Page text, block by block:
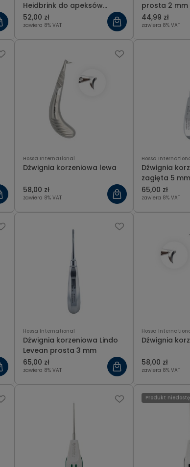
Heidbrink do apeksów
jednostronna, boczna
prawa
52,00 zł
zawiera 8% VAT
prosta 2 mm
44,99 zł
zawiera 8% VAT
Hossa International
Dźwignia korzeniowa lewa
58,00 zł
zawiera 8% VAT
Hossa
Dźwignia
zagięta 5 mm
65,00 zł
zawiera 8% VAT
Hossa International
Dźwignia korzeniowa Lindo
Levean prosta 3 mm
65,00 zł
zawiera 8% VAT
Hossa
Dźwignia
58,00 zł
zawiera 8% VAT
Produkt